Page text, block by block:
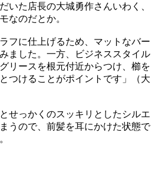
いた店長の大城勇作さんいわく、
なのだとか。
フに仕上げるため、マットなバー
ました。一方、ビジネススタイル
リースを根元付近からつけ、櫛を
つけることがポイントです」（大
せっかくのスッキリとしたシルエ
うので、前髪を耳にかけた状態で